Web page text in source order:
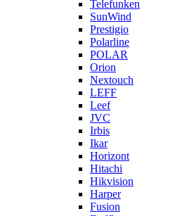
Telefunken
SunWind
Prestigio
Polarline
POLAR
Orion
Nextouch
LEFF
Leef
JVC
Irbis
Ikar
Horizont
Hitachi
Hikvision
Harper
Fusion